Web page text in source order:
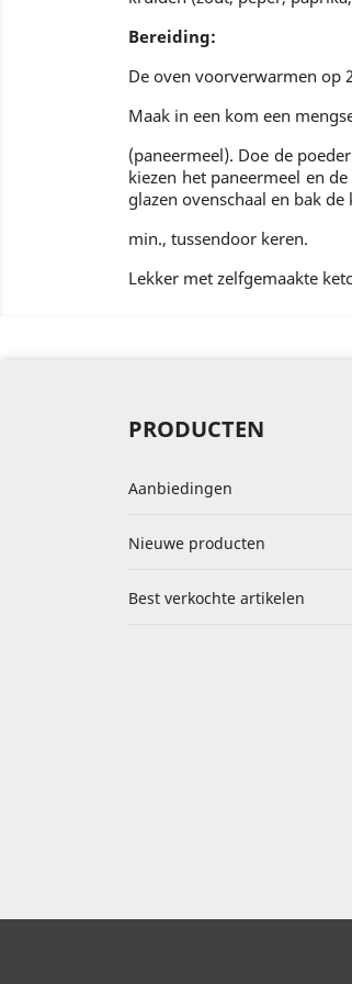
Bereiding:
De oven voorverwarmen op
Maak in een kom een
(paneermeel). Doe de
kiezen het paneermeel en
glazen ovenschaal en bak de
min., tussendoor keren.
Lekker met zelfgemaakte
PRODUCTEN
Aanbiedingen
Nieuwe producten
Best verkochte artikelen